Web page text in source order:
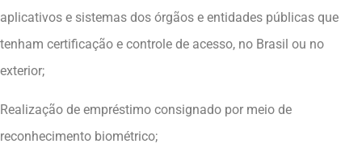
aplicativos e sistemas dos órgãos e entidades públicas que
tenham certificação e controle de acesso, no Brasil ou no
exterior;
Realização de empréstimo consignado por meio de
reconhecimento biométrico;